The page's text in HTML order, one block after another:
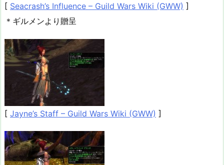
[ Seacrash’s Influence – Guild Wars Wiki (GWW) ]
＊ギルメンより贈呈
[ Jayne’s Staff – Guild Wars Wiki (GWW) ]